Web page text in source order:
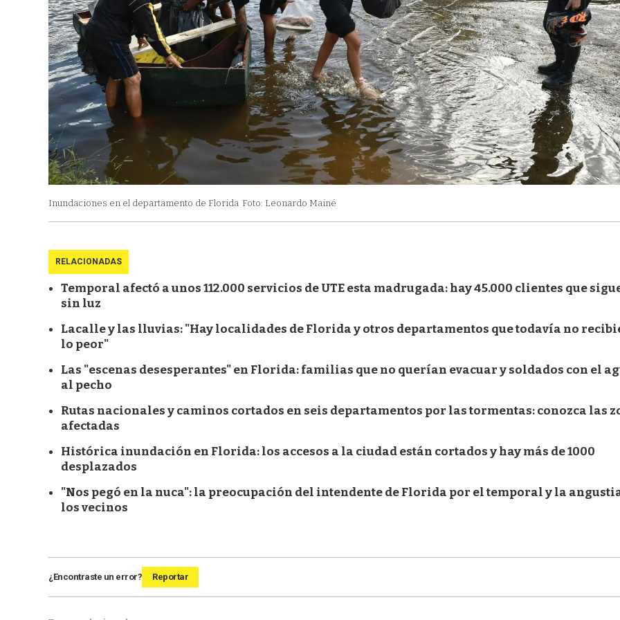
Inundaciones en el departamento de Florida Foto: Leonardo Mainé
RELACIONADAS
Temporal afectó a unos 112.000 servicios de UTE esta madrugada: hay 45.000 clientes que
sin luz
Lacalle y las lluvias: "Hay localidades de Florida y otros departamentos que todavía no
lo peor"
Las "escenas desesperantes" en Florida: familias que no querían evacuar y soldados con el
al pecho
Rutas nacionales y caminos cortados en seis departamentos por las tormentas: conozca las
afectadas
Histórica inundación en Florida: los accesos a la ciudad están cortados y hay más de 1000
desplazados
"Nos pegó en la nuca": la preocupación del intendente de Florida por el temporal y la
los vecinos
¿Encontraste un error? Reportar